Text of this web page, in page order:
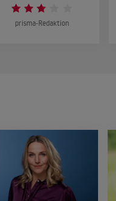
prisma-Redaktion